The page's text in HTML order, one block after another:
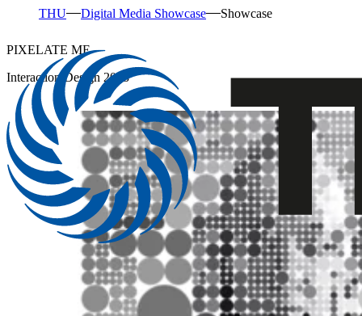
THU Digital Media Showcase Showcase
PIXELATE ME
Interaction Design 2023